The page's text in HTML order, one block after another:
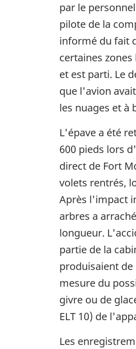
par le
pilote de la
informé du fait
certaines
et est parti. Le
que l'avion
les nuages et à
L'épave a été
600 pieds lors
direct de Fort
volets rentrés,
Après l'impact
arbres a
longueur.
partie de la
produisaient
mesure du
givre ou de
ELT 10) de
Les